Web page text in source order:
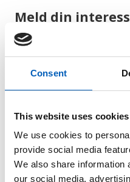
Consent
This website uses cookies
We use cookies to
provide social media
We also share information
our social media,
Meld din
Bedriftsnavn
Postnummer